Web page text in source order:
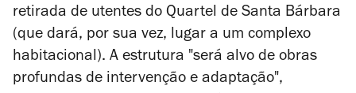
retirada de utentes do Quartel de Santa Bárbara
(que dará, por sua vez, lugar a um complexo
habitacional). A estrutura "será alvo de obras
profundas de intervenção e adaptação",